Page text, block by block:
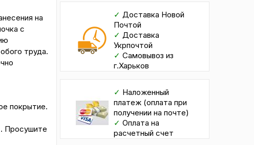
на
с
труда.
покрытие.
Просушите
✓ Доставка Новой
Почтой
✓ Доставка
Укрпочтой
✓ Самовывоз из
г.Харьков
✓ Наложенный
платеж (оплата при
получении на почте)
✓ Оплата на
расчетный счет